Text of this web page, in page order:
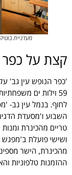
מעדניית
קצת על
59 וילות ים
לחוף. בנמל עין גב-
השבוע ו'מסעדת
טריים מהכינרת
ושישי פועלת ב'מפגש
מהכינרת, הישר
ההזמנות טלפוניות